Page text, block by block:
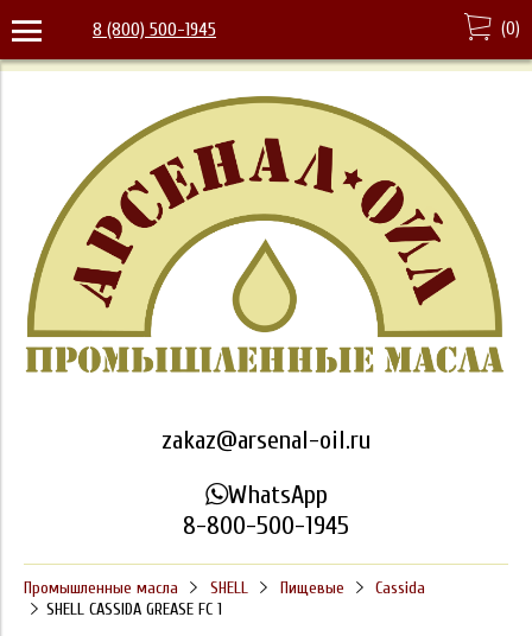
8 (800) 500-1945 (0)
zakaz@arsenal-oil.ru
WhatsApp
8-800-500-1945
Промышленные масла SHELL Пищевые
Cassida
SHELL CASSIDA GREASE FC 1